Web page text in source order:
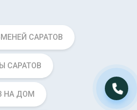
САРАТОВ
САРАТОВ
НА ДОМ